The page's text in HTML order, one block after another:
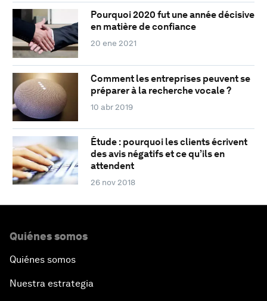
Pourquoi 2020 fut une année décisive
en matière de confiance
20 ene 2021
Comment les entreprises peuvent se
préparer à la recherche vocale ?
10 abr 2019
Étude : pourquoi les clients écrivent
des avis négatifs et ce qu’ils en
attendent
26 nov 2018
Quiénes somos
Quiénes somos
Nuestra estrategia